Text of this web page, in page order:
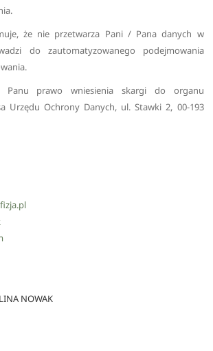
że nie przetwarza Pani / Pana danych w
do zautomatyzowanego podejmowania
Panu prawo wniesienia skargi do organu
Urzędu Ochrony Danych, ul. Stawki 2, 00-193
NOWAK